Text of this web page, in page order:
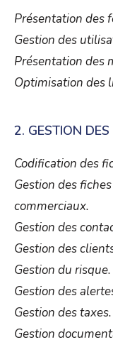
Présentation des
Gestion des
Présentation des
Optimisation des
2. GESTION DES
Codification des
Gestion des
commerciaux.
Gestion des
Gestion des
Gestion du risque.
Gestion des
Gestion des taxes.
Gestion